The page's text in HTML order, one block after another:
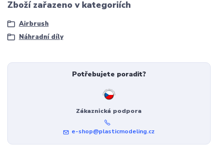
Zboží zařazeno v kategoriích
Airbrush
Náhradní díly
Potřebujete poradit?
Zákaznická podpora
e-shop@plasticmodeling.cz